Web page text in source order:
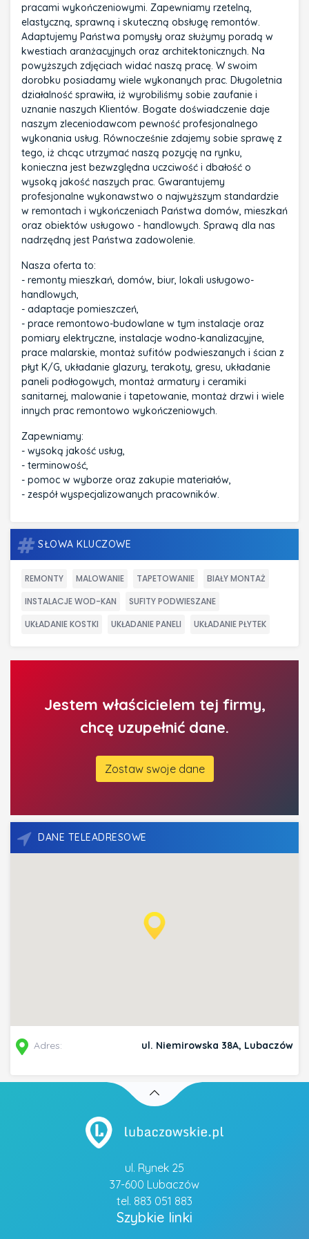
pracami wykończeniowymi. Zapewniamy rzetelną,
elastyczną, sprawną i skuteczną obsługę remontów.
Adaptujemy Państwa pomysły oraz służymy poradą w
kwestiach aranżacyjnych oraz architektonicznych. Na
powyższych zdjęciach widać naszą pracę. W swoim
dorobku posiadamy wiele wykonanych prac. Długoletnia
działalność sprawiła, iż wyrobiliśmy sobie zaufanie i
uznanie naszych Klientów. Bogate doświadczenie daje
naszym zleceniodawcom pewność profesjonalnego
wykonania usług. Równocześnie zdajemy sobie sprawę z
tego, iż chcąc utrzymać naszą pozycję na rynku,
konieczna jest bezwzględna uczciwość i dbałość o
wysoką jakość naszych prac. Gwarantujemy
profesjonalne wykonawstwo o najwyższym standardzie
w remontach i wykończeniach Państwa domów, mieszkań
oraz obiektów usługowo - handlowych. Sprawą dla nas
nadrzędną jest Państwa zadowolenie.
Nasza oferta to:
- remonty mieszkań, domów, biur, lokali usługowo-
handlowych,
- adaptacje pomieszczeń,
- prace remontowo-budowlane w tym instalacje oraz
pomiary elektryczne, instalacje wodno-kanalizacyjne,
prace malarskie, montaż sufitów podwieszanych i ścian z
płyt K/G, układanie glazury, terakoty, gresu, układanie
paneli podłogowych, montaż armatury i ceramiki
sanitarnej, malowanie i tapetowanie, montaż drzwi i wiele
innych prac remontowo wykończeniowych.
Zapewniamy:
- wysoką jakość usług,
- terminowość,
- pomoc w wyborze oraz zakupie materiałów,
- zespół wyspecjalizowanych pracowników.
SŁOWA KLUCZOWE
REMONTY MALOWANIE TAPETOWANIE
BIAŁY MONTAŻ
INSTALACJE WOD-KAN
SUFITY PODWIESZANE
UKŁADANIE KOSTKI
UKŁADANIE PANELI UKŁADANIE PŁYTEK
Jestem właścicielem tej firmy,
chcę uzupełnić dane.
Zostaw swoje dane
DANE TELEADRESOWE
Adres: ul. Niemirowska 38A, Lubaczów
ul. Rynek 25
37-600 Lubaczów
tel. 883 051 883
Szybkie linki